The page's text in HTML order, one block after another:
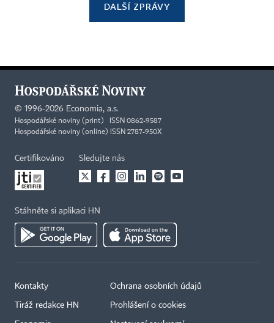
DALŠÍ ZPRÁVY
© 1996-2026 Economia, a.s.
Hospodářské noviny (print) ISSN 0862-9587
Hospodářské noviny (online) ISSN 2787-950X
Certifikováno Sledujte nás
Stáhněte si aplikaci HN
Kontakty
Tiráž redakce HN
Ochrana osobních údajů
Prohlášení o cookies